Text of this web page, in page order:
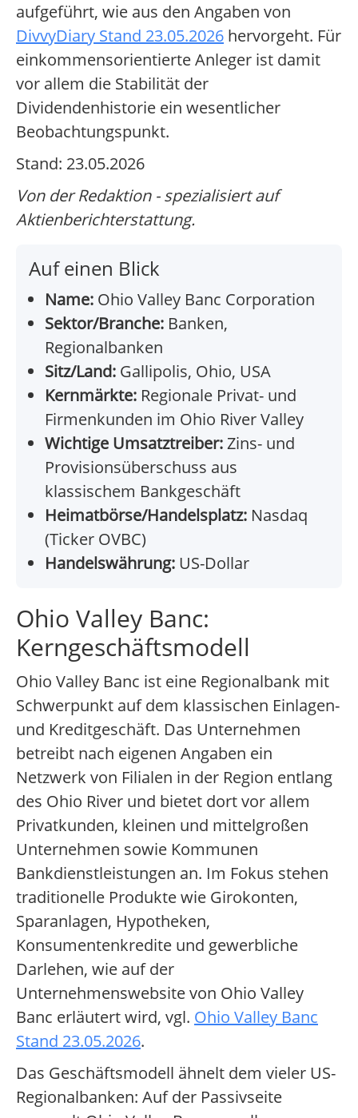
aufgeführt, wie aus den Angaben von
DivvyDiary Stand 23.05.2026 hervorgeht. Für
einkommensorientierte Anleger ist damit
vor allem die Stabilität der
Dividendenhistorie ein wesentlicher
Beobachtungspunkt.
Stand: 23.05.2026
Von der Redaktion - spezialisiert auf
Aktienberichterstattung.
Auf einen Blick
Name: Ohio Valley Banc Corporation
Sektor/Branche: Banken,
Regionalbanken
Sitz/Land: Gallipolis, Ohio, USA
Kernmärkte: Regionale Privat- und
Firmenkunden im Ohio River Valley
Wichtige Umsatztreiber:Zins- und
Provisionsüberschuss aus
klassischem Bankgeschäft
Heimatbörse/Handelsplatz: Nasdaq
(Ticker OVBC)
Handelswährung: US-Dollar
Ohio Valley Banc:
Kerngeschäftsmodell
Ohio Valley Banc ist eine Regionalbank mit
Schwerpunkt auf dem klassischen Einlagen-
und Kreditgeschäft. Das Unternehmen
betreibt nach eigenen Angaben ein
Netzwerk von Filialen in der Region entlang
des Ohio River und bietet dort vor allem
Privatkunden, kleinen und mittelgroßen
Unternehmen sowie Kommunen
Bankdienstleistungen an. Im Fokus stehen
traditionelle Produkte wie Girokonten,
Sparanlagen, Hypotheken,
Konsumentenkredite und gewerbliche
Darlehen, wie auf der
Unternehmenswebsite von Ohio Valley
Banc erläutert wird, vgl. Ohio Valley Banc
Stand 23.05.2026.
Das Geschäftsmodell ähnelt dem vieler US-
Regionalbanken: Auf der Passivseite